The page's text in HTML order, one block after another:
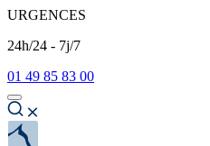
URGENCES
24h/24 - 7j/7
01 49 85 83 00